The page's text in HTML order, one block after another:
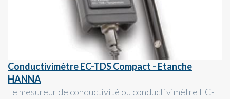
Conductivimètre EC-TDS Compact - Etanche
HANNA
Le mesureur de conductivité ou conductivimètre EC-